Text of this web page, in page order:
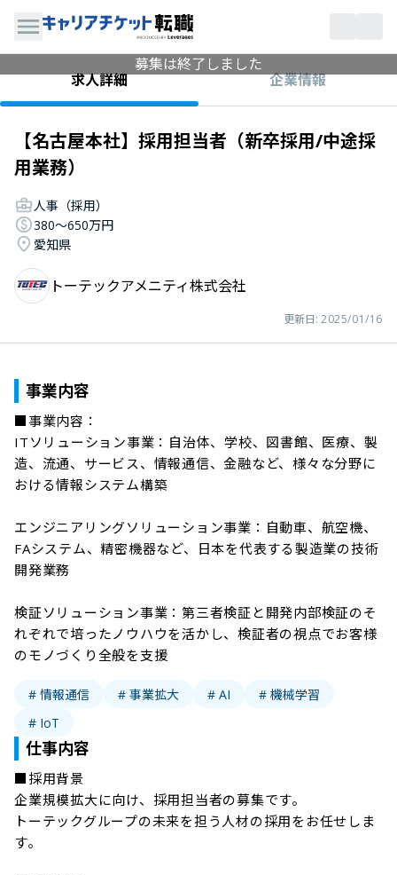
募集は終了しました
求人詳細
企業情報
【名古屋本社】採用担当者（新卒採用/中途採
用業務）
人事（採用）
380〜650万円
愛知県
トーテックアメニティ株式会社
更新日: 2025/01/16
事業内容
■事業内容：
ITソリューション事業：自治体、学校、図書館、医療、製
造、流通、サービス、情報通信、金融など、様々な分野に
おける情報システム構築
エンジニアリングソリューション事業：自動車、航空機、
FAシステム、精密機器など、日本を代表する製造業の技術
開発業務
検証ソリューション事業：第三者検証と開発内部検証のそ
れぞれで培ったノウハウを活かし、検証者の視点でお客様
# 情報通信 # 事業拡大 # AI
# 機械学習
# IoT
仕事内容
■採用背景
企業規模拡大に向け、採用担当者の募集です。
トーテックグループの未来を担う人材の採用をお任せしま
す。